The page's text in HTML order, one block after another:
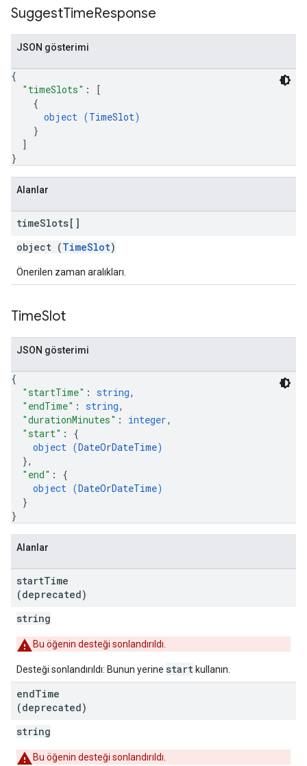
SuggestTimeResponse
JSON gösterimi
{
"timeSlots" :
[
{
object (TimeSlot)
}
]
}
Alanlar
timeSlots[]
object (TimeSlot)
Önerilen zaman aralıkları.
TimeSlot
JSON gösterimi
{
"startTime" : string,
"endTime" : string,
"durationMinutes" : integer,
"start" : {
object (DateOrDateTime)
},
"end" : {
object (DateOrDateTime)
}
}
Alanlar
startTime
(deprecated)
string
Bu öğenin desteği sonlandırıldı.
Desteği sonlandırıldı: Bunun yerine start kullanın.
endTime
(deprecated)
string
Bu öğenin desteği sonlandırıldı.